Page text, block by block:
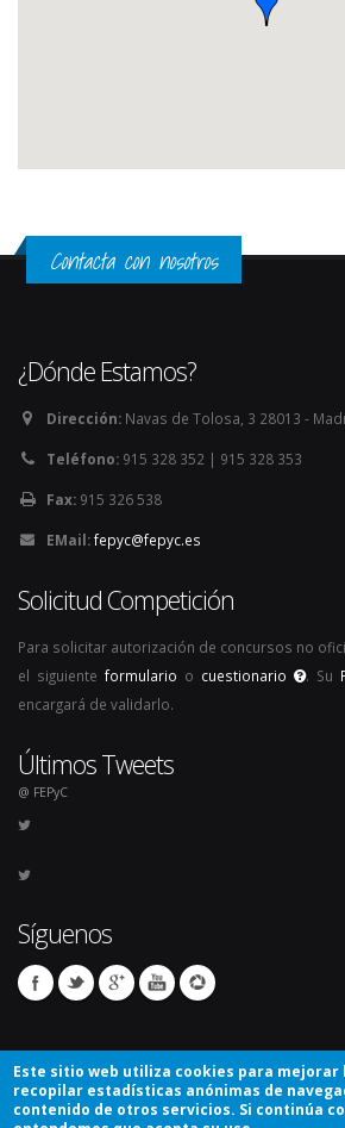
Contacta con nosotros
¿Dónde Estamos?
Dirección: Navas de Tolosa, 3 28013 -
Teléfono: 915 328 352 | 915 328 353
Fax: 915 326 538
EMail:fepyc@fepyc.es
Solicitud Competición
Para solicitar autorización de concursos no
el siguiente formulario o cuestionario . Su
encargará de validarlo.
Últimos Tweets
@ FEPyC
Síguenos
Este sitio web utiliza cookies para
recopilar estadísticas anónimas de
contenido de otros servicios. Si continúa